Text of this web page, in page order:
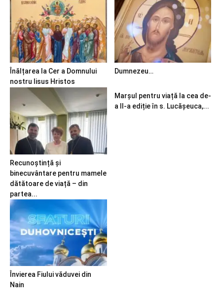
Înălțarea la Cer a Domnului
nostru Iisus Hristos
Dumnezeu…
Recunoștință și
binecuvântare pentru mamele
dătătoare de viață – din
partea...
Marșul pentru viață la cea de-
a II-a ediție în s. Lucășeuca,...
Învierea Fiului văduvei din
Nain